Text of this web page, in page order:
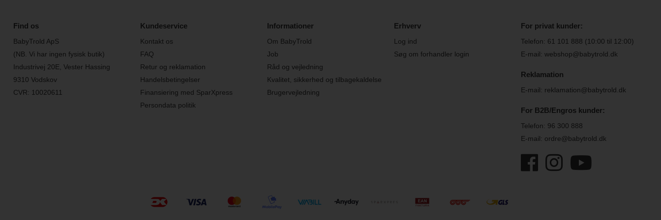
Find os
BabyTrold ApS
(NB. Vi har ingen fysisk butik)
Industrivej 20E, Vester Hassing
9310 Vodskov
CVR: 10020611
Kundeservice
Kontakt os
FAQ
Retur og reklamation
Handelsbetingelser
Finansiering med SparXpress
Persondata politik
Informationer
Om BabyTrold
Job
Råd og vejledning
Kvalitet, sikkerhed og tilbagekaldelse
Brugervejledning
Erhverv
Log ind
Søg om forhandler login
For privat kunder:
Telefon: 61 101 888 (10:00 til 12:00)
E-mail: webshop@babytrold.dk
Reklamation
E-mail: reklamation@babytrold.dk
For B2B/Engros kunder:
Telefon: 96 300 888
E-mail: ordre@babytrold.dk